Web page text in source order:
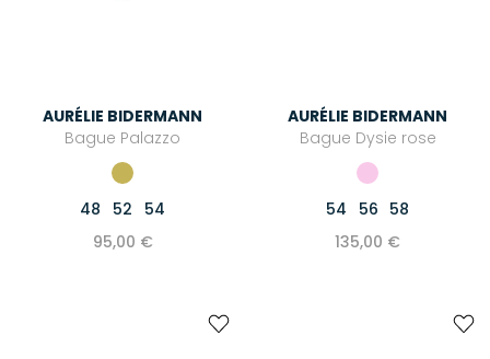
AURÉLIE BIDERMANN
Bague Palazzo
48 52
54
95,00 €
AURÉLIE BIDERMANN
Bague Dysie rose
54 56 58
135,00 €